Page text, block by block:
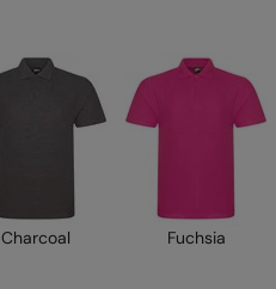
Charcoal Fuchsia